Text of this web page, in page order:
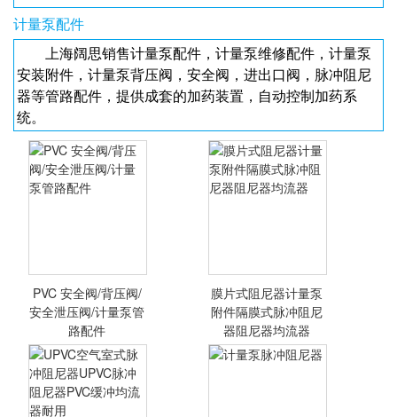
计量泵配件
上海阔思销售计量泵配件，计量泵维修配件，计量泵
安装附件，计量泵背压阀，安全阀，进出口阀，脉冲阻尼
器等管路配件，提供成套的加药装置，自动控制加药系
统。
PVC 安全阀/背压
阀/安全泄压阀/计
PVC 安全阀/背压阀/
安全泄压阀/计量泵管
路配件
膜片式阻尼器计量泵
附件隔膜式脉冲阻尼
器阻尼器均流器